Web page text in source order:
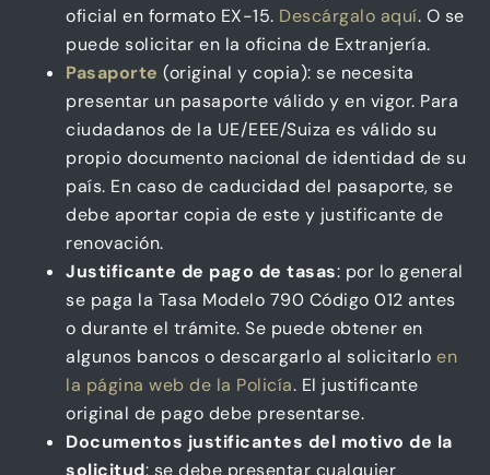
oficial en formato EX-15. Descárgalo aquí. O se
puede solicitar en la oficina de Extranjería.
Pasaporte (original y copia): se necesita
presentar un pasaporte válido y en vigor. Para
ciudadanos de la UE/EEE/Suiza es válido su
propio documento nacional de identidad de su
país. En caso de caducidad del pasaporte, se
debe aportar copia de este y justificante de
renovación.
Justificante de pago de tasas: por lo general
se paga la Tasa Modelo 790 Código 012 antes
o durante el trámite. Se puede obtener en
algunos bancos o descargarlo al solicitarlo en
la página web de la Policía. El justificante
original de pago debe presentarse.
Documentos justificantes del motivo de la
solicitud: se debe presentar cualquier